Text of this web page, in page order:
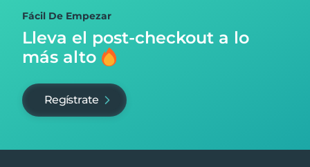
Fácil De Empezar
Lleva el post-checkout a lo
más alto
Regístrate